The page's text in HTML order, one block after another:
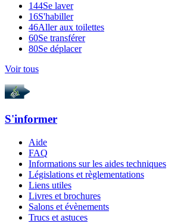
144Se laver
16S'habiller
46Aller aux toilettes
60Se transférer
80Se déplacer
Voir tous
S'informer
Aide
FAQ
Informations sur les aides techniques
Législations et règlementations
Liens utiles
Livres et brochures
Salons et évènements
Trucs et astuces